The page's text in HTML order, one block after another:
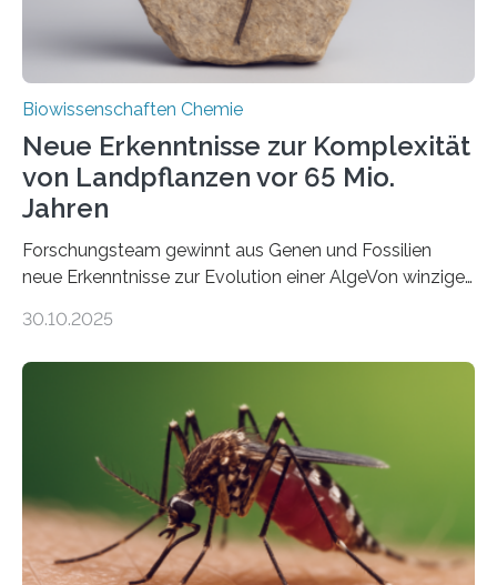
Biowissenschaften Chemie
Neue Erkenntnisse zur Komplexität
von Landpflanzen vor 65 Mio.
Jahren
Forschungsteam gewinnt aus Genen und Fossilien
neue Erkenntnisse zur Evolution einer AlgeVon winzigen
Landpflanzen zählen zu den komplexesten
Grünalgen, die vor Hunderten von Millionen Jahren
lebten. Unter den Vorfahren sticht eine Gruppe heraus,
die noch heute in der Natur vorkommt: die
Süßwasseralge Coleochaetophyceae. Einige Arten
dieser Gruppe bilden aus Zellfäden dichte Geflechte
mit scheibenförmiger Gestalt. Was auffällig ist: Die
nächsten…
30.10.2025